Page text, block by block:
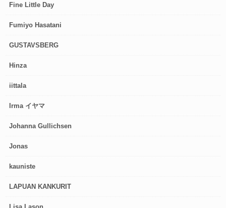
Fine Little Day
Fumiyo Hasatani
GUSTAVSBERG
Hinza
iittala
Irma イヤマ
Johanna Gullichsen
Jonas
kauniste
LAPUAN KANKURIT